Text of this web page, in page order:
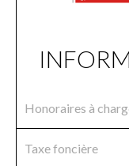
Honoraires à
Taxe foncière